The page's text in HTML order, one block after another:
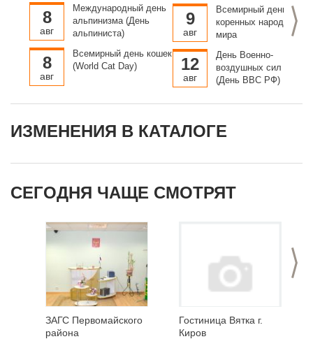
>
8
авг
Международный день
альпинизма (День
альпиниста)
8
авг
Всемирный день кошек
(World Cat Day)
русского флота под
командованием Петра
Первого над шведами
у мыса Гангут
9
авг
Всемирный день
коренных народов
мира
12
авг
День Военно-
воздушных сил
(День ВВС РФ)
ИЗМЕНЕНИЯ В КАТАЛОГЕ
СЕГОДНЯ ЧАЩЕ СМОТРЯТ
>
ЗАГС Первомайского
района
Гостиница Вятка г.
Киров